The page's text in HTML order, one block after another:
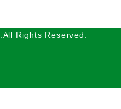
.All Rights Reserved.